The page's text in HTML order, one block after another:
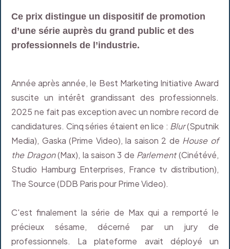
Ce prix distingue un dispositif de promotion
d’une série auprès du grand public et des
professionnels de l’industrie.
Année après année, le Best Marketing Initiative Award
suscite un intérêt grandissant des professionnels.
2025 ne fait pas exception avec un nombre record de
candidatures. Cinq séries étaient en lice : Blur(Sputnik
Media), Gaska (Prime Video), la saison 2 de House of
the Dragon(Max), la saison 3 de Parlement(Cinétévé,
Studio Hamburg Enterprises, France tv distribution),
The Source (DDB Paris pour Prime Video).
C'est finalement la série de Max qui a remporté le
précieux sésame, décerné par un jury de
professionnels. La plateforme avait déployé un